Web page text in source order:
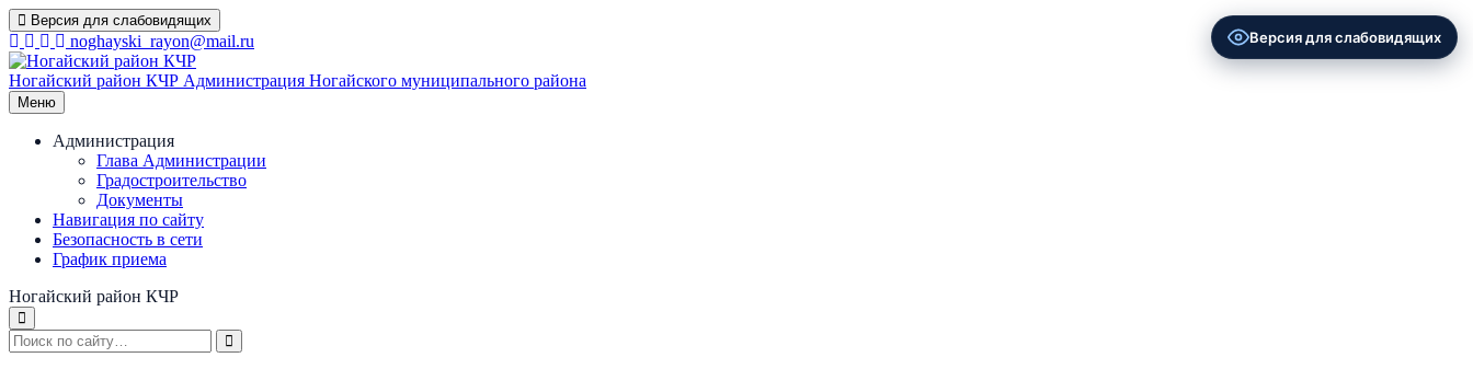
Перейти
к
содержимому
Версия для слабовидящих
noghayski_rayon@mail.ru
Ногайский район КЧР Администрация Ногайского муниципального района
Меню
Администрация
Глава Администрации
Градостроительство
Документы
Навигация по сайту
Безопасность в сети
График приема
Ногайский район КЧР
Версия для слабовидящих